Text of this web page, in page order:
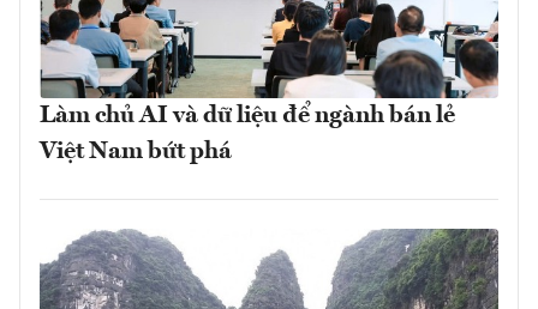
Làm chủ AI và dữ liệu để ngành bán lẻ
Việt Nam bứt phá